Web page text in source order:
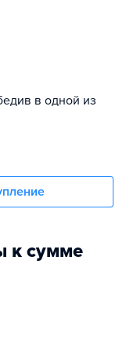
в одной из
к сумме